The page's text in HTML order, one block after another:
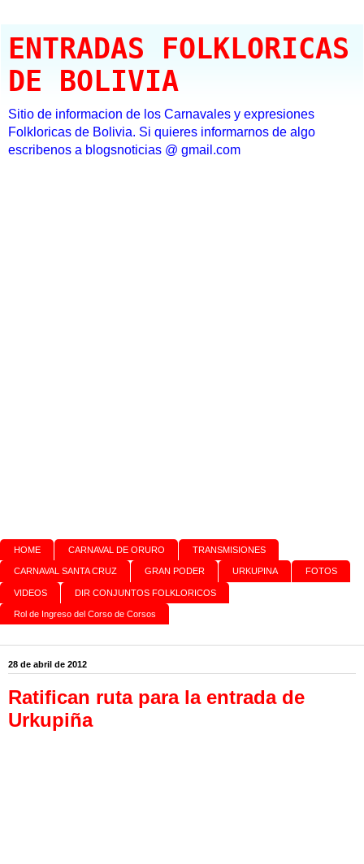
ENTRADAS FOLKLORICAS
DE BOLIVIA
Sitio de informacion de los Carnavales y expresiones
Folkloricas de Bolivia. Si quieres informarnos de algo
escribenos a blogsnoticias @ gmail.com
HOME CARNAVAL DE ORURO TRANSMISIONES
CARNAVAL SANTA CRUZ GRAN PODER URKUPINA FOTOS
VIDEOS DIR CONJUNTOS FOLKLORICOS
Rol de Ingreso del Corso de Corsos
28 de abril de 2012
Ratifican ruta para la entrada de
Urkupiña